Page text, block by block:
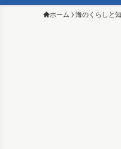
ホーム 海のくらしと